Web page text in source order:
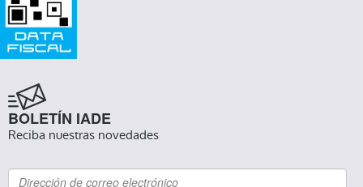
BOLETÍN IADE
Reciba nuestras novedades